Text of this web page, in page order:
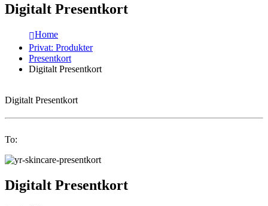
Digitalt Presentkort
Home
Privat: Produkter
Presentkort
Digitalt Presentkort
Digitalt Presentkort
To:
Digitalt Presentkort